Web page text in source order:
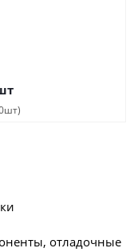
отладочные